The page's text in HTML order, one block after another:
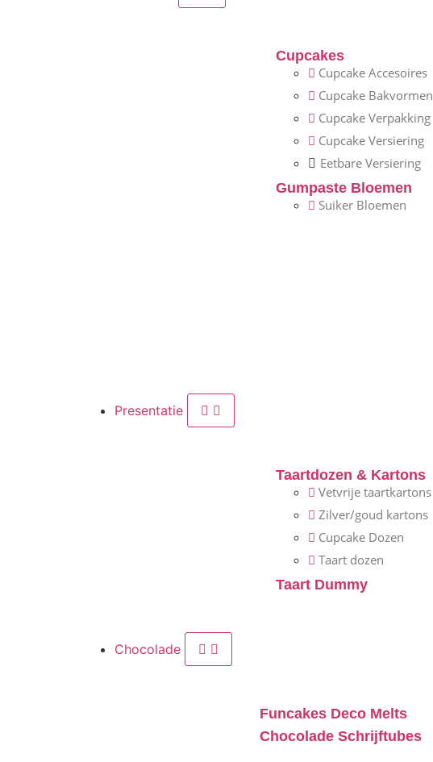
Cupcakes
Cupcake Accesoires
Cupcake Bakvormen
Cupcake Verpakking
Cupcake Versiering
Eetbare Versiering
Gumpaste Bloemen
Suiker Bloemen
Presentatie
Taartdozen & Kartons
Vetvrije taartkartons
Zilver/goud kartons
Cupcake Dozen
Taart dozen
Taart Dummy
Chocolade
Funcakes Deco Melts
Chocolade Schrijftubes